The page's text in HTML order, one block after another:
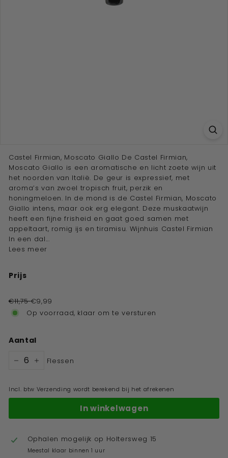
u
r''
Castel Firmian, Moscato Giallo De Castel Firmian,
Moscato Giallo is een aromatische en licht zoete wijn uit
het noorden van Italië. De geur is expressief, met
aroma’s van zwoel tropisch fruit, perzik en
honingmeloen. In de mond is de Castel Firmian, Moscato
Giallo intens, maar ook erg elegant. Deze muskaatwijn
heeft een fijne frisheid en gaat goed samen met
appeltaart, romig ijs en tiramisu. Wijnhuis Castel Firmian
In een dal...
Lees meer
Prijs
prijs
€11,75€9,99
Op voorraad, klaar om te versturen
Aantal
Flessen
Incl. btw Verzending wordt berekend bij het afrekenen
In winkelwagen
Ophalen mogelijk op Holtersweg 15
Meestal klaar binnen 1 uur